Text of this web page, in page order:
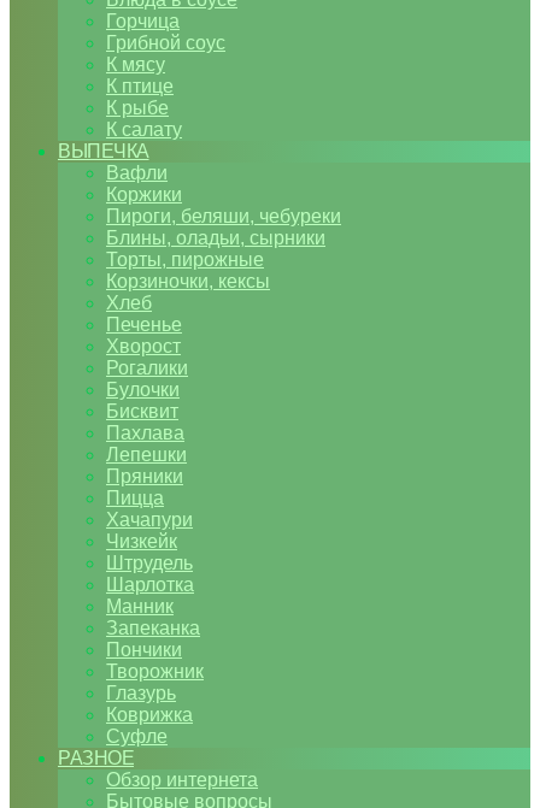
Горчица
Грибной соус
К мясу
К птице
К рыбе
К салату
ВЫПЕЧКА
Вафли
Коржики
Пироги, беляши, чебуреки
Блины, оладьи, сырники
Торты, пирожные
Корзиночки, кексы
Хлеб
Печенье
Хворост
Рогалики
Булочки
Бисквит
Пахлава
Лепешки
Пряники
Пицца
Хачапури
Чизкейк
Штрудель
Шарлотка
Манник
Запеканка
Пончики
Творожник
Глазурь
Коврижка
Суфле
РАЗНОЕ
Обзор интернета
Бытовые вопросы